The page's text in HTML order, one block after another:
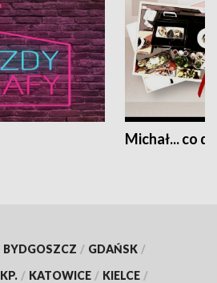
Michał... co
BYDGOSZCZ / GDAŃSK /
/ KATOWICE / KIELCE /